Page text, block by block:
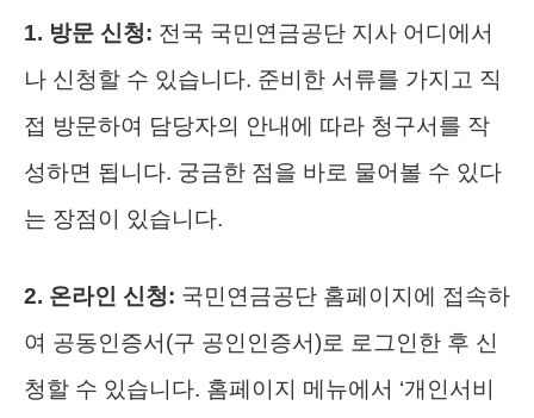
1. 방문 신청: 전국 국민연금공단 지사 어디에서
나 신청할 수 있습니다. 준비한 서류를 가지고 직
접 방문하여 담당자의 안내에 따라 청구서를 작
성하면 됩니다. 궁금한 점을 바로 물어볼 수 있다
는 장점이 있습니다.
2. 온라인 신청: 국민연금공단 홈페이지에 접속하
여 공동인증서(구 공인인증서)로 로그인한 후 신
청할 수 있습니다. 홈페이지 메뉴에서 ‘개인서비